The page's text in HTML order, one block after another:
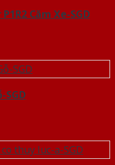
Căm Xe-SGD
SGD